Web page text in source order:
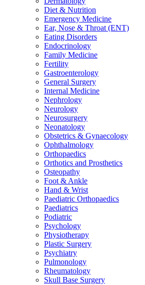
Diet & Nutrition
Emergency Medicine
Ear, Nose & Throat (ENT)
Eating Disorders
Endocrinology
Family Medicine
Fertility
Gastroenterology
General Surgery
Internal Medicine
Nephrology
Neurology
Neurosurgery
Neonatology
Obstetrics & Gynaecology
Ophthalmology
Orthopaedics
Orthotics and Prosthetics
Osteopathy
Foot & Ankle
Hand & Wrist
Paediatric Orthopaedics
Paediatrics
Podiatric
Psychology
Physiotherapy
Plastic Surgery
Psychiatry
Pulmonology
Rheumatology
Skull Base Surgery